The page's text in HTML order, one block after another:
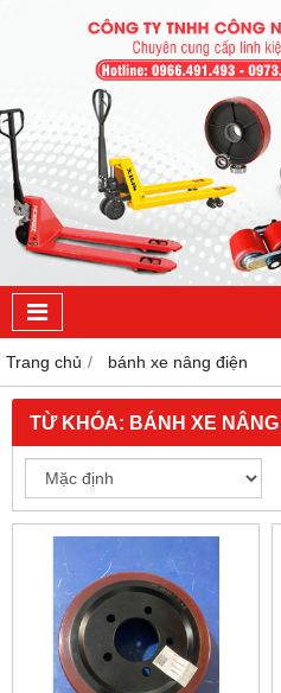
Trang chủ bánh xe nâng điện
TỪ KHÓA: BÁNH XE